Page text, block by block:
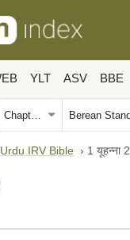
YLT ASV BBE
Urdu IRV Bible › 1 यूहन्ना 2